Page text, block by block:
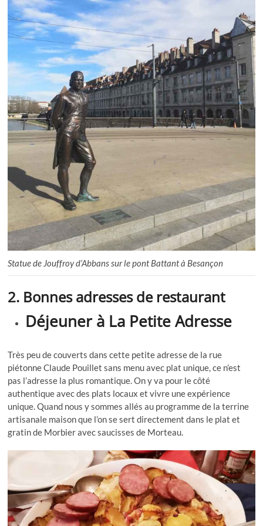
Statue de Jouffroy d’Abbans sur le pont Battant à Besançon
2. Bonnes adresses de restaurant
Déjeuner à La Petite Adresse
Très peu de couverts dans cette petite adresse de la rue
piétonne Claude Pouillet sans menu avec plat unique, ce n’est
pas l’adresse la plus romantique. On y va pour le côté
authentique avec des plats locaux et vivre une expérience
unique. Quand nous y sommes allés au programme de la terrine
artisanale maison que l’on se sert directement dans le plat et
gratin de Morbier avec saucisses de Morteau.